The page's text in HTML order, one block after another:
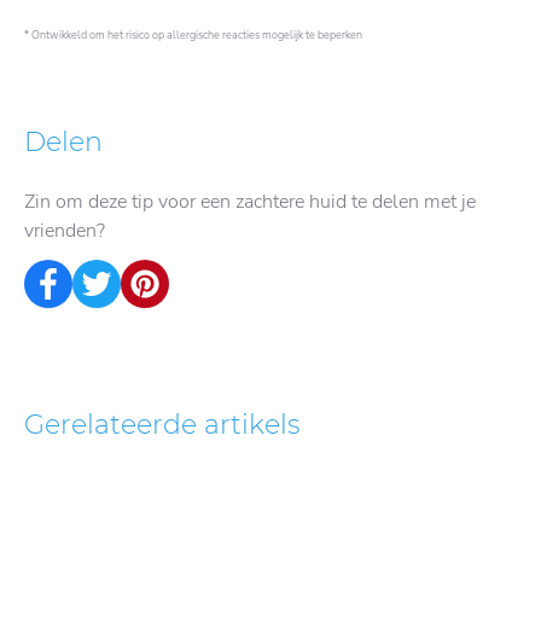
* Ontwikkeld om het risico op allergische reacties mogelijk te beperken
Delen
Zin om deze tip voor een zachtere huid te delen met je
vrienden?
Gerelateerde artikels